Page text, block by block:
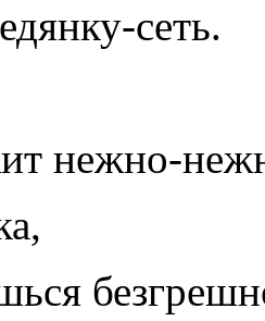
сеть.
нежно-